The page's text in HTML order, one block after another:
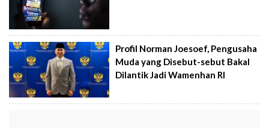
Profil Norman Joesoef, Pengusaha
Muda yang Disebut-sebut Bakal
Dilantik Jadi Wamenhan RI